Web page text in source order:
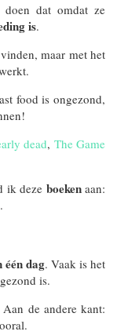
doen dat omdat ze
is.
maar met het
food is ongezond,
dead, The Game
ik deze boekenaan:
.
één dag. Vaak is het
is.
de andere kant: